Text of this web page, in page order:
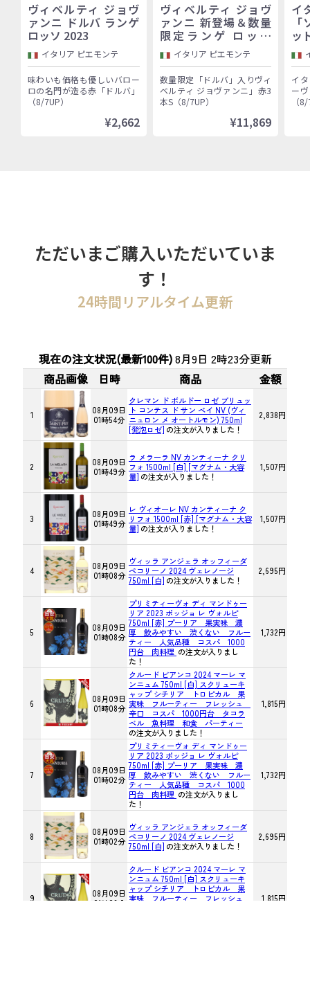
ヴィベルティ ジョヴ
ァンニ ドルバ ランゲ
ロッソ 2023
イタリア ピエモンテ
味わいも価格も優しいバロー
ロの名門が造る赤「ドルバ」
（8/7UP）
¥2,662
ヴィベルティ ジョヴ
ァンニ 新登場＆数量
限定ランゲ ロッソ
「ドルバ」入り！バロ
ーロ村で100年以上続
く歴史的生産者「ヴィ
ベルティ ジョヴァン
ニ」赤3本セット
イタリア ピエモンテ
数量限定「ドルバ」入りヴィ
ベルティ ジョヴァンニ」赤3
本S（8/7UP）
¥11,869
イ
ッ
イ
ー
（
ただいまご購入いただいていま
す！
24時間リアルタイム更新